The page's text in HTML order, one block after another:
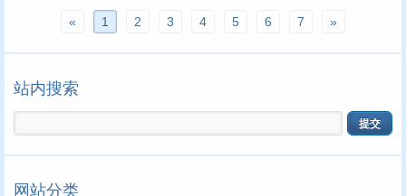
« 1 2 3 4 5 6 7 »
站内搜索
网站分类